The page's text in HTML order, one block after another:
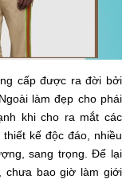
cấp được ra đời bởi
làm đẹp cho phái
khi cho ra mắt các
kế độc đáo, nhiều
sang trọng. Để lại
chưa bao giờ làm giới